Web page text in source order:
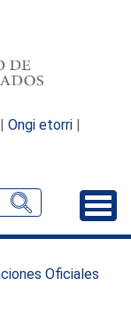
| Ongi etorri |
Oficiales